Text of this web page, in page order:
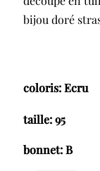
bijou doré
coloris: Ecru
taille: 95
bonnet: B